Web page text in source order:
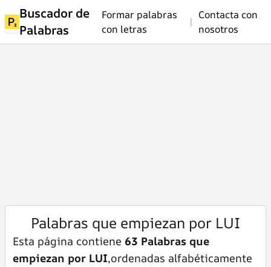
Buscador de
Palabras
Formar palabras
con letras
|
Contacta con
nosotros
Palabras que empiezan por LUI
Esta página contiene 63 Palabras que
empiezan por LUI,ordenadas alfabéticamente